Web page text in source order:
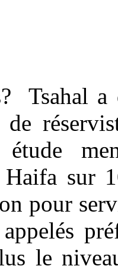
Tsahal
étude
sur
pour
le